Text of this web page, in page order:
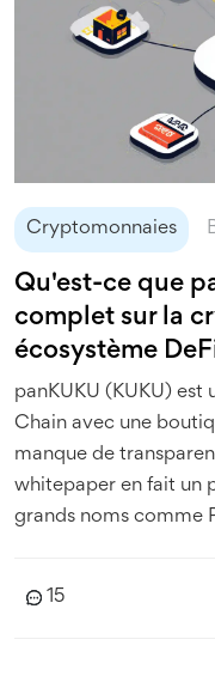
Cryptomonnaies
Qu'est-ce que
complet sur la
écosystème
panKUKU (KUKU) est
Chain avec une
manque de
whitepaper en fait un
grands noms comme
15